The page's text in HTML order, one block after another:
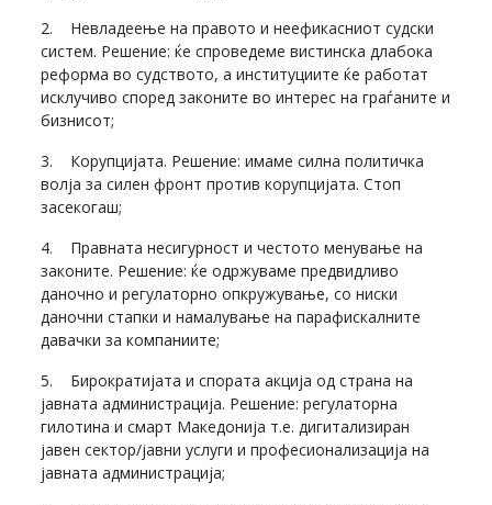
2. Невладеење на правото и неефикасниот судски
систем. Решение: ќе спроведеме вистинска длабока
реформа во судството, а институциите ќе работат
исклучиво според законите во интерес на граѓаните и
бизнисот;
3. Корупцијата. Решение: имаме силна политичка
волја за силен фронт против корупцијата. Стоп
засекогаш;
4. Правната несигурност и честото менување на
законите. Решение: ќе одржуваме предвидливо
даночно и регулаторно опкружување, со ниски
даночни стапки и намалување на парафискалните
давачки за компаниите;
5. Бирократијата и спората акција од страна на
јавната администрација. Решение: регулаторна
гилотина и смарт Македонија т.е. дигитализиран
јавен сектор/јавни услуги и професионализација на
јавната администрација;